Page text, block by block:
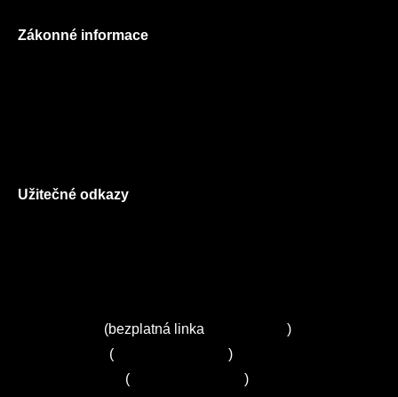
Zákonné informace
Užitečné odkazy
(bezplatná linka
)
(
)
(
)